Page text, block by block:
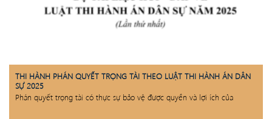
THI HÀNH PHÁN QUYẾT TRỌNG TÀI THEO LUẬT THI HÀNH ÁN DÂN
SỰ 2025
Phán quyết trọng tài có thực sự bảo vệ được quyền và lợi ích của